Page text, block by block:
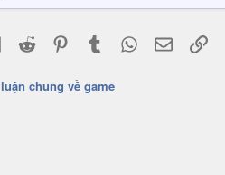
LinkedIn
Reddit PinterestTumblr WhatsApp
Email
chung về game